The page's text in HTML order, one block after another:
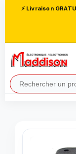
⚡ Livraison